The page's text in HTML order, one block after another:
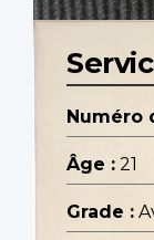
Numéro
Âge : 21
Grade :